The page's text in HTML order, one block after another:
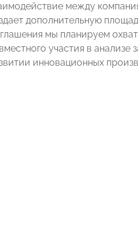
между
дополнительную
мы планируем
участия в анализе
инновационных